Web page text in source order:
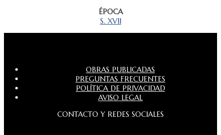
ÉPOCA
S. XVII
OBRAS PUBLICADAS
PREGUNTAS FRECUENTES
POLÍTICA DE PRIVACIDAD
AVISO LEGAL
CONTACTO Y REDES SOCIALES